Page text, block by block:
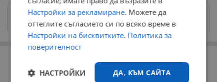
Изпращайте снимки и информация на
news@dunavmost.com
Настройки за рекламиране. Можете да
оттеглите съгласието си по всяко време в
Настройки на бисквитките. Политика за
поверителност
ДА, КЪМ САЙТА
НАСТРОЙКИ